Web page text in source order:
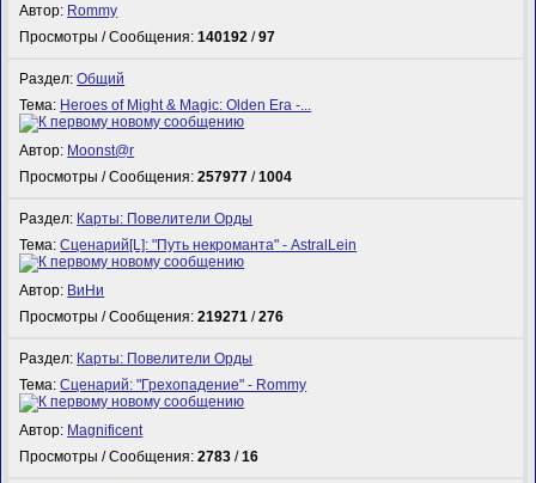
Автор: Rommy
Просмотры / Сообщения:140192 /97
Раздел:Общий
Тема: Heroes of Might & Magic: Olden Era -...
Автор: Mооnst@r
Просмотры / Сообщения:257977 /1004
Раздел: Карты: Повелители Орды
Тема:Сценарий[L]: "Путь некроманта" - AstralLein
Автор: ВиНи
Просмотры / Сообщения:219271 /276
Раздел: Карты: Повелители Орды
Тема:Сценарий: "Грехопадение" - Rommy
Автор: Magnificent
Просмотры / Сообщения:2783 /16